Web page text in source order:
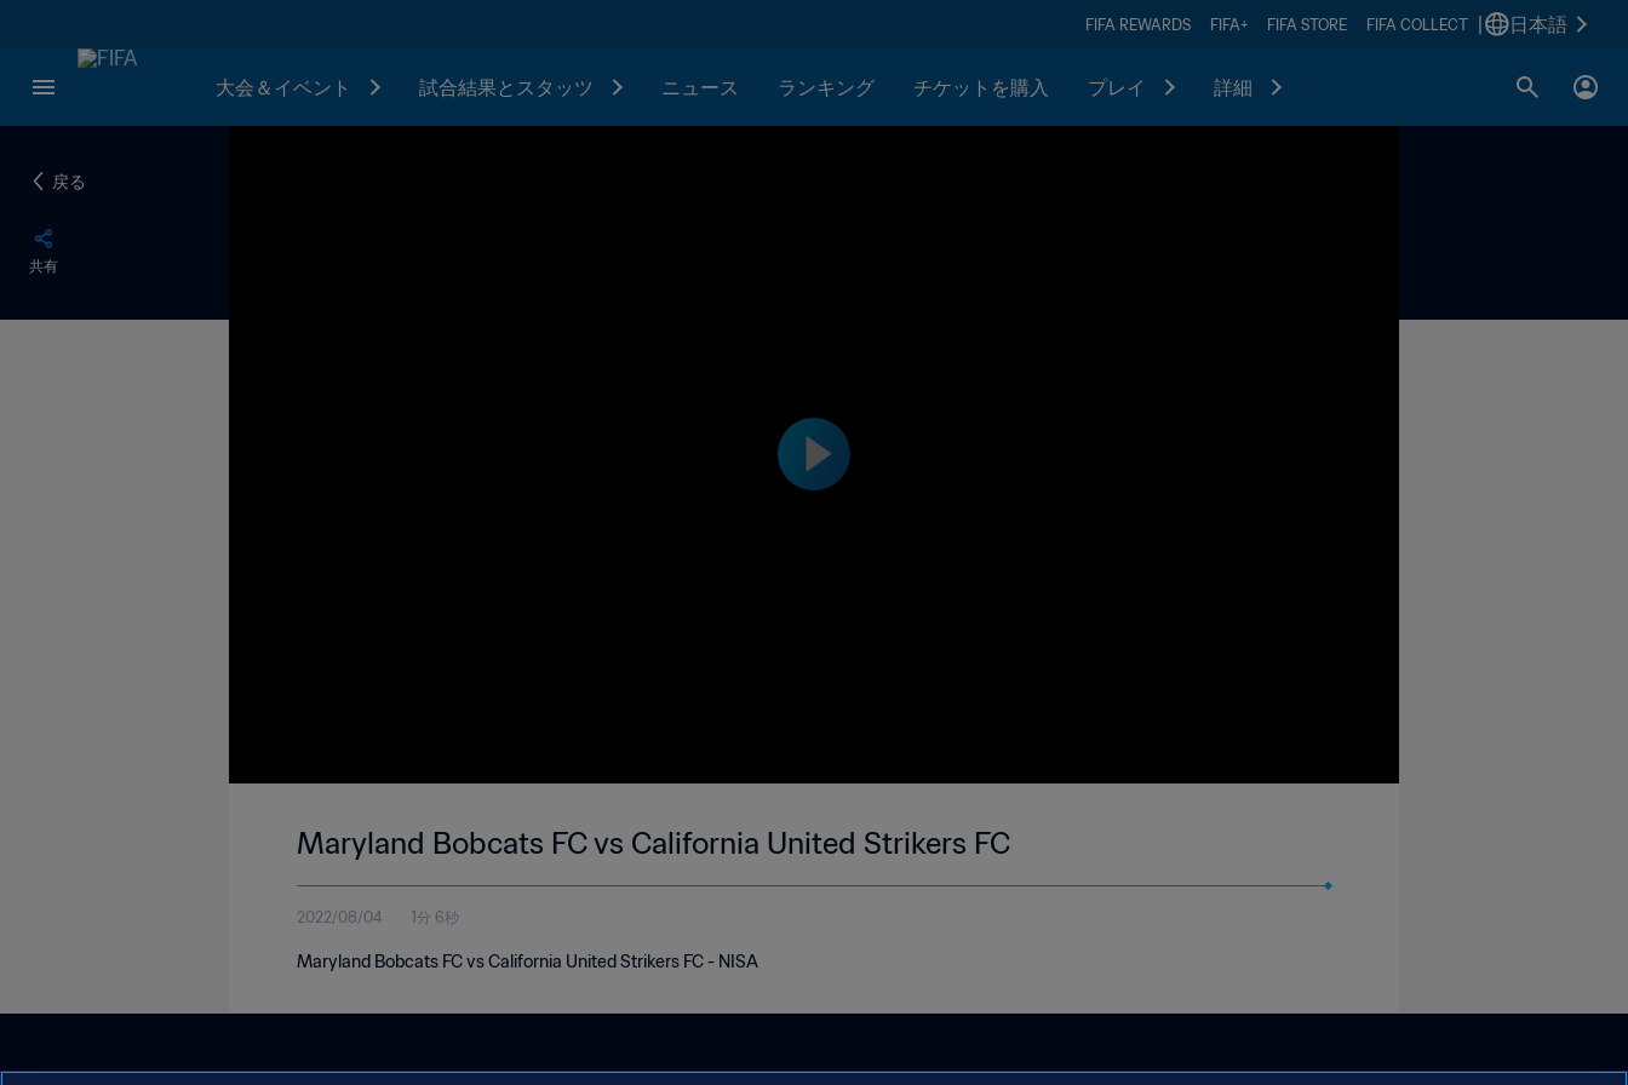
FIFA REWARDS FIFA+ FIFA STORE FIFA COLLECT 日本語
大会＆イベント 試合結果とスタッツ ニュース ランキング チケットを購入 プレイ 詳細
戻る
共有
Maryland Bobcats FC vs California United Strikers FC
2022/08/04 1分 6秒
Maryland Bobcats FC vs California United Strikers FC - NISA